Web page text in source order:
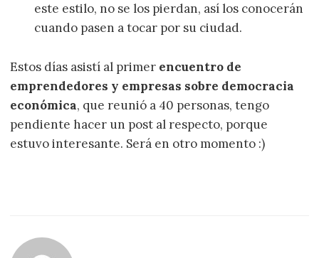
este estilo, no se los pierdan, así los conocerán
cuando pasen a tocar por su ciudad.
Estos días asistí al primer encuentro de
emprendedores y empresas sobre democracia
económica, que reunió a 40 personas, tengo
pendiente hacer un post al respecto, porque
estuvo interesante. Será en otro momento :)